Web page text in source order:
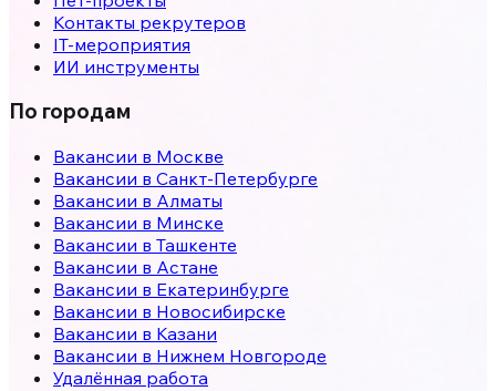
Контакты рекрутеров
IT-мероприятия
ИИ инструменты
По городам
Вакансии в Москве
Вакансии в Санкт-Петербурге
Вакансии в Алматы
Вакансии в Минске
Вакансии в Ташкенте
Вакансии в Астане
Вакансии в Екатеринбурге
Вакансии в Новосибирске
Вакансии в Казани
Вакансии в Нижнем Новгороде
Удалённая работа